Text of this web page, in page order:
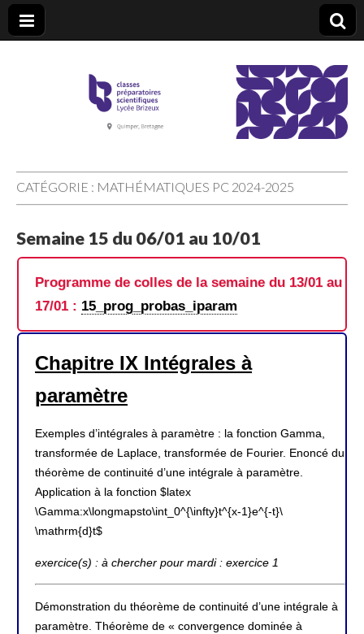
CPGE Brizeux
CATÉGORIE : MATHÉMATIQUES PC 2024-2025
Semaine 15 du 06/01 au 10/01
Programme de colles de la semaine du 13/01 au
17/01 : 15_prog_probas_iparam
Chapitre IX Intégrales à
paramètre
Exemples d’intégrales à paramètre : la fonction Gamma,
transformée de Laplace, transformée de Fourier. Enoncé du
théorème de continuité d’une intégrale à paramètre.
Application à la fonction $latex
\Gamma:x\longmapsto\int_0^{\infty}t^{x-1}e^{-t}\
\mathrm{d}t$
exercice(s) : à chercher pour mardi : exercice 1
Démonstration du théorème de continuité d’une intégrale à
paramètre. Théorème de « convergence dominée à